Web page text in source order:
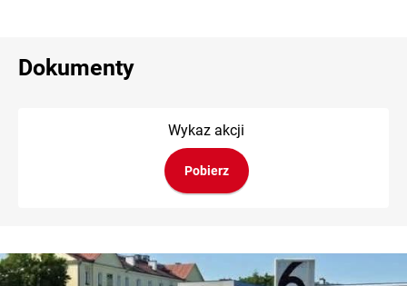
Dokumenty
Wykaz akcji
Pobierz